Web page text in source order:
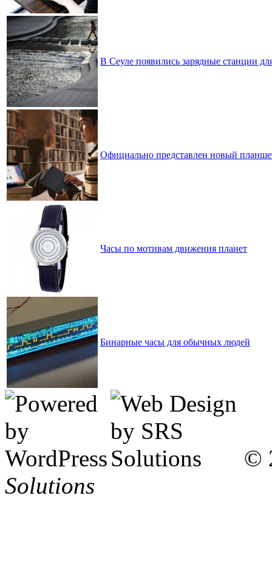
В Сеуле появились зарядные станции
Официально представлен новый
Часы по мотивам движения планет
Бинарные часы для обычных людей
©
Solutions